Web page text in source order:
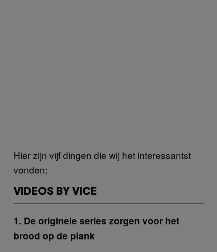
Hier zijn vijf dingen die wij het interessantst
vonden:
VIDEOS BY VICE
1. De originele series zorgen voor het
brood op de plank